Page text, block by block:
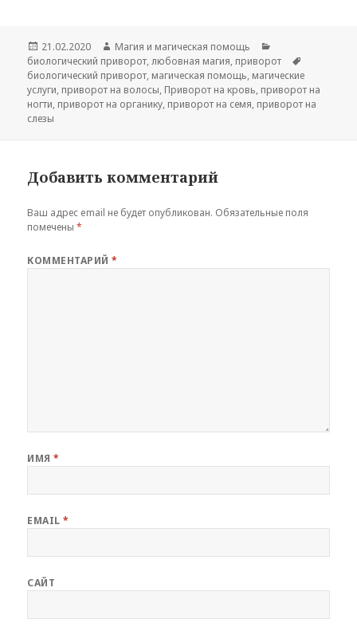
Опубликовано
21.02.2020 Автор
Магия и магическая помощь
биологический приворот,любовная магия, приворот
биологический приворот, магическая помощь, магические
услуги, приворот на волосы, Приворот на кровь, приворот на
ногти, приворот на органику, приворот на семя, приворот на
слезы
Добавить комментарий
Ваш адрес email не будет опубликован. Обязательные поля
помечены*
КОММЕНТАРИЙ*
ИМЯ*
EMAIL*
САЙТ